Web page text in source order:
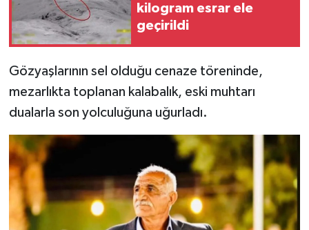
kilogram esrar ele
geçirildi
Gözyaşlarının sel olduğu cenaze töreninde,
mezarlıkta toplanan kalabalık, eski muhtarı
dualarla son yolculuğuna uğurladı.